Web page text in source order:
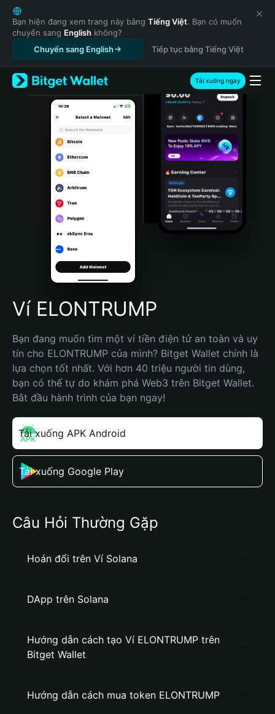
English
日本語
Tiếng Việt
Русский
Español (Latinoamérica)
Türkçe
Italiano
Português (Portugal)
Bahasa Indonesia
Português (Brasil)
Español (Argentina)
Bạn hiện đang xem trang này bằng Tiếng Việt. Bạn có muốn
chuyển sang English không?
Chuyển sang English
Tiếp tục bằng Tiếng Việt
Tải xuống ngay
Ví ELONTRUMP
Bạn đang muốn tìm một ví tiền điện tử an toàn và uy
tín cho ELONTRUMP của mình? Bitget Wallet chính là
lựa chọn tốt nhất. Với hơn 40 triệu người tin dùng,
bạn có thể tự do khám phá Web3 trên Bitget Wallet.
Bắt đầu hành trình của bạn ngay!
Tải xuống APK Android
Tải xuống Google Play
Câu Hỏi Thường Gặp
Hoán đổi trên Ví Solana
DApp trên Solana
Hướng dẫn cách tạo Ví ELONTRUMP trên
Bitget Wallet
Hướng dẫn cách mua token ELONTRUMP